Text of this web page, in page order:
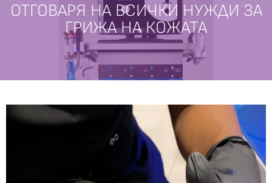
ОТГОВАРЯ НА ВСИЧКИ НУЖДИ ЗА
ГРИЖА НА КОЖАТА